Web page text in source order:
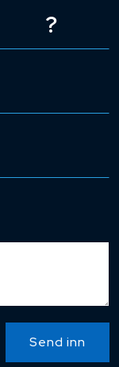
?
Send inn